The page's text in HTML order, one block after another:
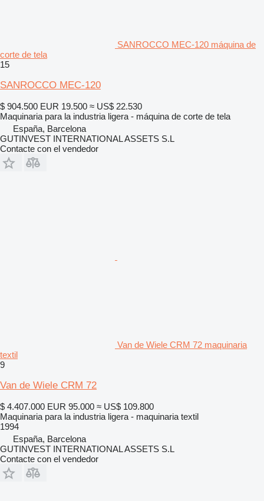
SANROCCO MEC-120 máquina de
corte de tela
15
SANROCCO MEC-120
$ 904.500 EUR 19.500 ≈ US$ 22.530
Maquinaria para la industria ligera - máquina de corte de tela
España, Barcelona
GUTINVEST INTERNATIONAL ASSETS S.L
Contacte con el vendedor
Van de Wiele CRM 72 maquinaria
textil
9
Van de Wiele CRM 72
$ 4.407.000 EUR 95.000 ≈ US$ 109.800
Maquinaria para la industria ligera - maquinaria textil
1994
España, Barcelona
GUTINVEST INTERNATIONAL ASSETS S.L
Contacte con el vendedor